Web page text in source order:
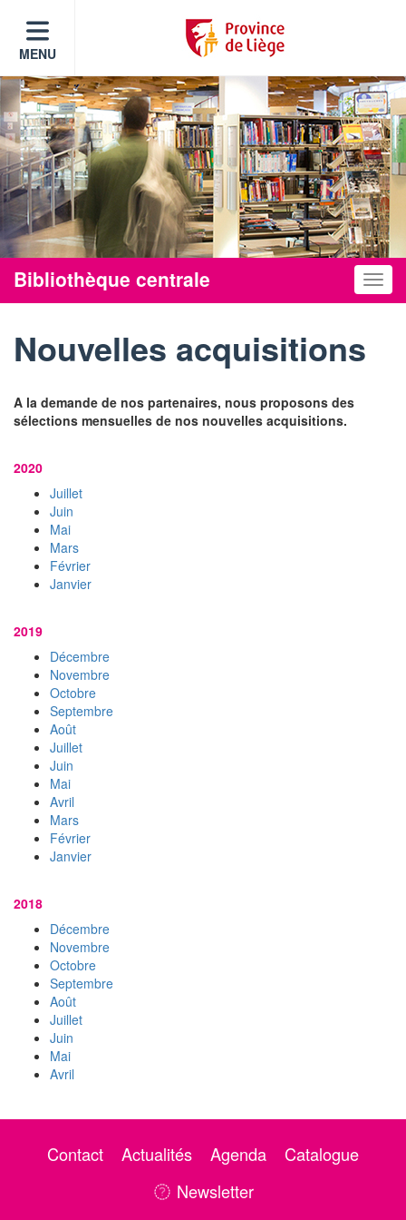
MENU
Bibliothèque centrale
Nouvelles acquisitions
A la demande de nos partenaires, nous proposons des
sélections mensuelles de nos nouvelles acquisitions.
2020
Juillet
Juin
Mai
Mars
Février
Janvier
2019
Décembre
Novembre
Octobre
Septembre
Août
Juillet
Juin
Mai
Avril
Mars
Février
Janvier
2018
Décembre
Novembre
Octobre
Septembre
Août
Juillet
Juin
Mai
Avril
Contact Actualités Agenda
Catalogue
Newsletter